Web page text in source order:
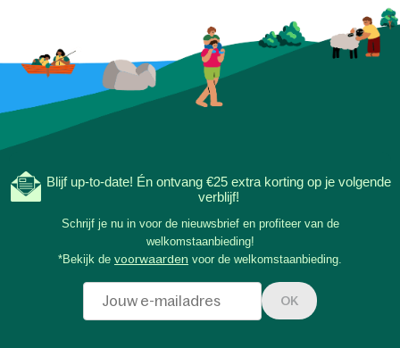
Blijf up-to-date! Én ontvang €25 extra korting op je volgende
verblijf!
Schrijf je nu in voor de nieuwsbrief en profiteer van de
welkomstaanbieding!
*Bekijk de voorwaarden voor de welkomstaanbieding.
OK